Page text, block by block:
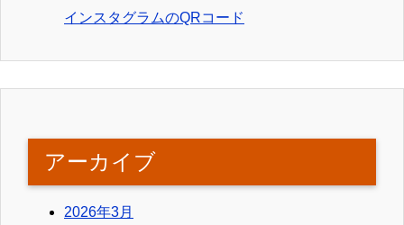
インスタグラムのQRコード
アーカイブ
2026年3月